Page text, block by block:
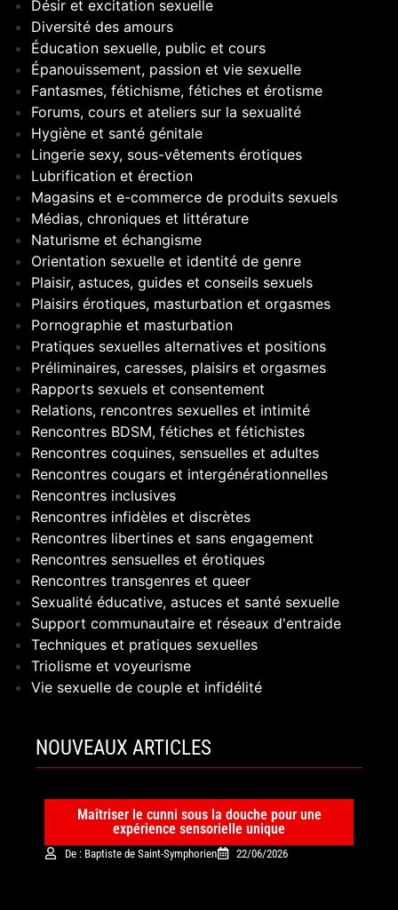
Désir et excitation sexuelle
Diversité des amours
Éducation sexuelle, public et cours
Épanouissement, passion et vie sexuelle
Fantasmes, fétichisme, fétiches et érotisme
Forums, cours et ateliers sur la sexualité
Hygiène et santé génitale
Lingerie sexy, sous-vêtements érotiques
Lubrification et érection
Magasins et e-commerce de produits sexuels
Médias, chroniques et littérature
Naturisme et échangisme
Orientation sexuelle et identité de genre
Plaisir, astuces, guides et conseils sexuels
Plaisirs érotiques, masturbation et orgasmes
Pornographie et masturbation
Pratiques sexuelles alternatives et positions
Préliminaires, caresses, plaisirs et orgasmes
Rapports sexuels et consentement
Relations, rencontres sexuelles et intimité
Rencontres BDSM, fétiches et fétichistes
Rencontres coquines, sensuelles et adultes
Rencontres cougars et intergénérationnelles
Rencontres inclusives
Rencontres infidèles et discrètes
Rencontres libertines et sans engagement
Rencontres sensuelles et érotiques
Rencontres transgenres et queer
Sexualité éducative, astuces et santé sexuelle
Support communautaire et réseaux d'entraide
Techniques et pratiques sexuelles
Triolisme et voyeurisme
Vie sexuelle de couple et infidélité
NOUVEAUX ARTICLES
Maîtriser le cunni sous la douche pour une
expérience sensorielle unique
De : Baptiste de Saint-Symphorien 22/06/2026